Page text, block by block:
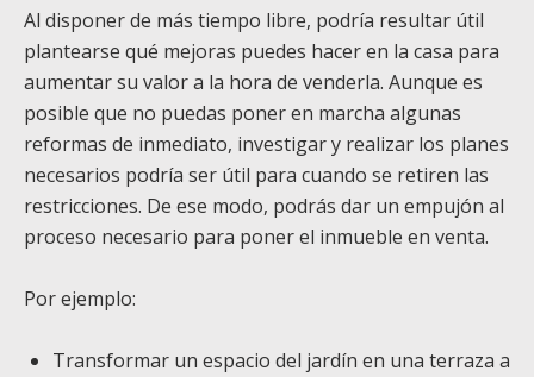
Al disponer de más tiempo libre, podría resultar útil
plantearse qué mejoras puedes hacer en la casa para
aumentar su valor a la hora de venderla. Aunque es
posible que no puedas poner en marcha algunas
reformas de inmediato, investigar y realizar los planes
necesarios podría ser útil para cuando se retiren las
restricciones. De ese modo, podrás dar un empujón al
proceso necesario para poner el inmueble en venta.
Por ejemplo:
Transformar un espacio del jardín en una terraza a